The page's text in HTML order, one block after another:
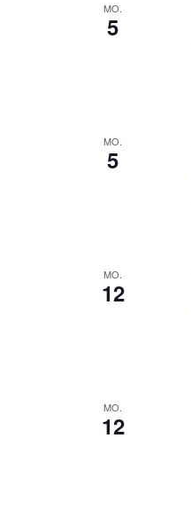
MO.
5
MO.
5
MO.
12
MO.
12